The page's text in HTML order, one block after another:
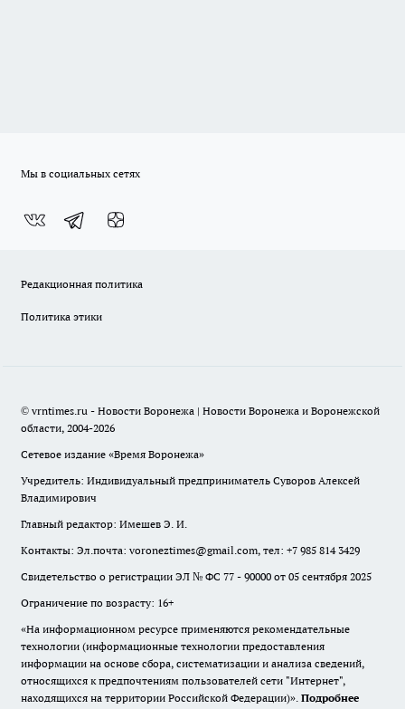
Мы в социальных сетях
Редакционная политика
Политика этики
© vrntimes.ru - Новости Воронежа | Новости Воронежа и Воронежской
области, 2004-2026
Сетевое издание «Время Воронежа»
Учредитель: Индивидуальный предприниматель Суворов Алексей
Владимирович
Главный редактор: Имешев Э. И.
Контакты: Эл.почта: voroneztimes@gmail.com, тел: +7 985 814 3429
Свидетельство о регистрации ЭЛ № ФС 77 - 90000 от 05 сентября 2025
Ограничение по возрасту: 16+
«На информационном ресурсе применяются рекомендательные
технологии (информационные технологии предоставления
информации на основе сбора, систематизации и анализа сведений,
относящихся к предпочтениям пользователей сети "Интернет",
находящихся на территории Российской Федерации)». Подробнее